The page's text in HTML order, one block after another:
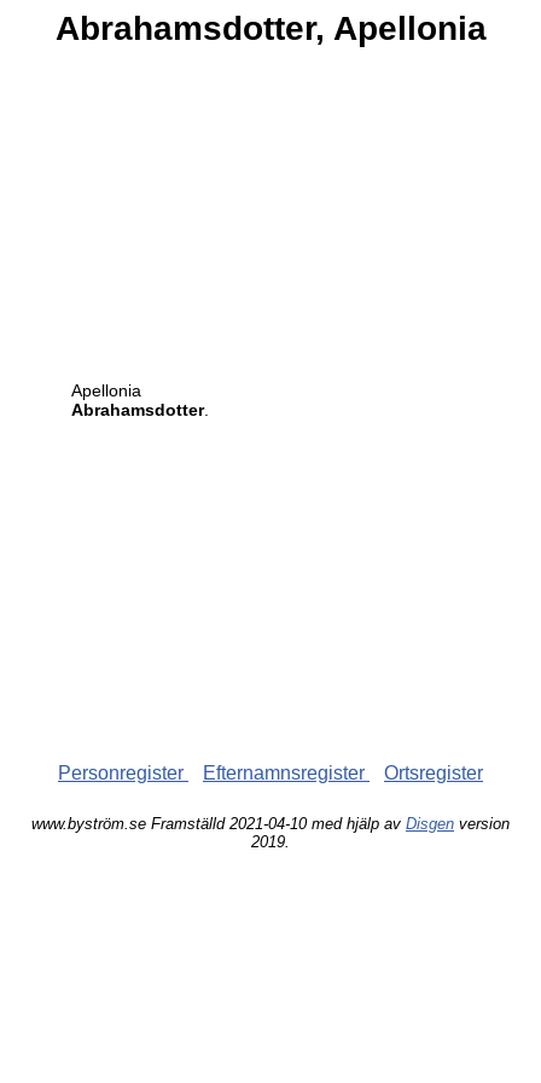
Abrahamsdotter, Apellonia
Apellonia
Abrahamsdotter.
Personregister Efternamnsregister Ortsregister
www.byström.se Framställd 2021-04-10 med hjälp av Disgen version
2019.